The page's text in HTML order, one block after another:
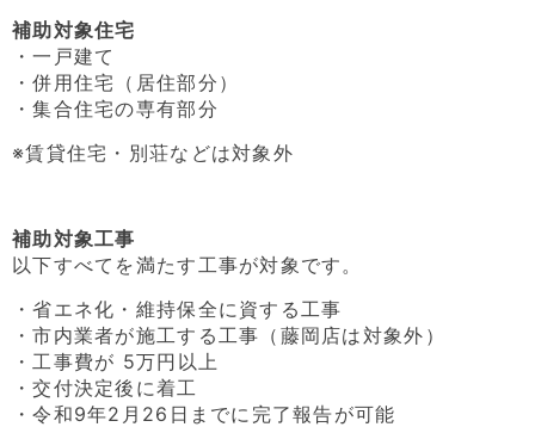
補助対象住宅
・一戸建て
・併用住宅（居住部分）
・集合住宅の専有部分
※賃貸住宅・別荘などは対象外
補助対象工事
以下すべてを満たす工事が対象です。
・省エネ化・維持保全に資する工事
・市内業者が施工する工事（藤岡店は対象外）
・工事費が 5万円以上
・交付決定後に着工
・令和9年2月26日までに完了報告が可能